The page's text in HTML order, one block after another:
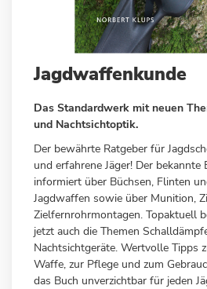
Anfang
Bildergalerie
springen
Jagdwaffenkunde
Das Standardwerk mit neuen
und Nachtsichtoptik.
Der bewährte Ratgeber für
und erfahrene Jäger! Der
informiert über Büchsen, Flinten
Jagdwaffen sowie über Munition,
Zielfernrohrmontagen. Topaktuell
jetzt auch die Themen
Nachtsichtgeräte. Wertvolle Tipps
Waffe, zur Pflege und zum
das Buch unverzichtbar für jeden